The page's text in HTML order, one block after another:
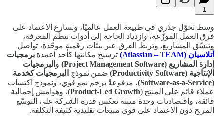
1
وسط تحوّل جذري في طبيعة العمل عالميًا، وتسارع الاعتماد على
فرق العمل الموزّعة، وازدياد الحاجة إلى أدوات تنظّم المعرفة،
وتنسّق المشاريع، وتربط الفرق عبر بيئات رقمية موحّدة، تواصل
أتلاسيان (Atlassian – TEAM)
ترسيخ مكانتها كأحد أعمدة برمجيات
إدارة المشاريع (Project Management Software)
و البرمجيات
الإنتاجية (Productivity Software)
ضمن نموذج البرمجيات كخدمة
(Software-as-a-Service)
، مدفوعةً بزخم نمو قوي، ونموذج اكتساب
عملاء قائم على المنتج (Product-Led Growth)، وهوامش إجمالية
فائقة، واقتصاديات وحدة متينة تعكس قدرة الشركة على التوسّع
المربح دون الاعتماد على قوى مبيعات تقليدية كثيفة التكلفة.